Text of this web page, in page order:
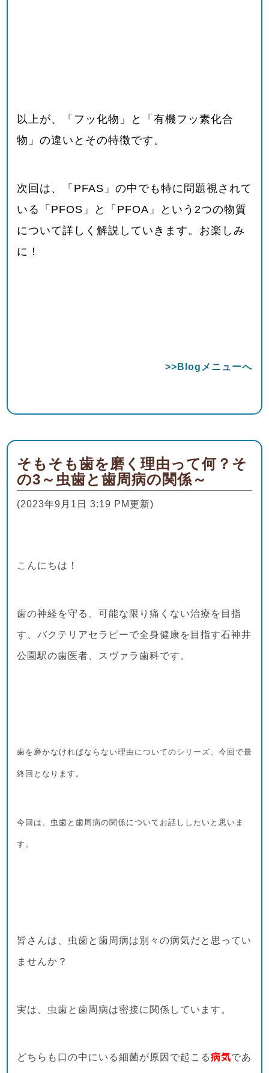
以上が、「フッ化物」と「有機フッ素化合
物」の違いとその特徴です。
次回は、「 PFAS 」の中でも特に問題視されて
いる「 PFOS 」と「 PFOA 」という 2つの物質
について詳しく解説していきます。お楽しみ
に！
>>Blogメニューへ
そもそも歯を磨く理由って何？そ
の3～虫歯と歯周病の関係～
(2023年9月1日 3:19 PM更新)
こんにちは！
歯の神経を守る、可能な限り痛くない治療を目指
す、バクテリアセラピーで全身健康を目指す石神井
公園駅の歯医者、スヴァラ歯科です。
歯を磨かなければならない理由についてのシリー ズ、 今回で最
終回となります。
今回は、虫歯と歯周病の関係についてお話ししたいと思いま
す。
皆さんは、虫歯と歯周病は別々の病気だと思ってい
ませんか？
実は、虫歯と歯周病は密接に関係しています。
どちらも口の中にいる細菌が原因で起こる病気であ